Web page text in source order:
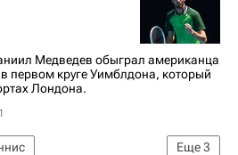
Медведев обыграл американца
первом круге Уимблдона, который
Лондона.
Еще3